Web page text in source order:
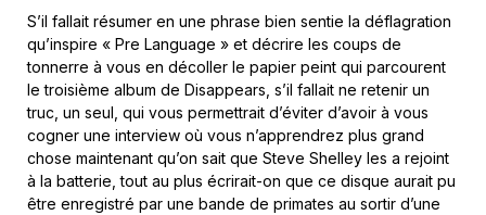
S’il fallait résumer en une phrase bien sentie la déflagration
qu’inspire « Pre Language » et décrire les coups de
tonnerre à vous en décoller le papier peint qui parcourent
le troisième album de Disappears, s’il fallait ne retenir un
truc, un seul, qui vous permettrait d’éviter d’avoir à vous
cogner une interview où vous n’apprendrez plus grand
chose maintenant qu’on sait que Steve Shelley les a rejoint
à la batterie, tout au plus écrirait-on que ce disque aurait pu
être enregistré par une bande de primates au sortir d’une